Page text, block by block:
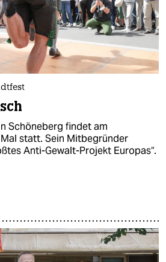
Schöneberg findet am
statt. Sein Mitbegründer
Anti-Gewalt-Projekt Europas“.